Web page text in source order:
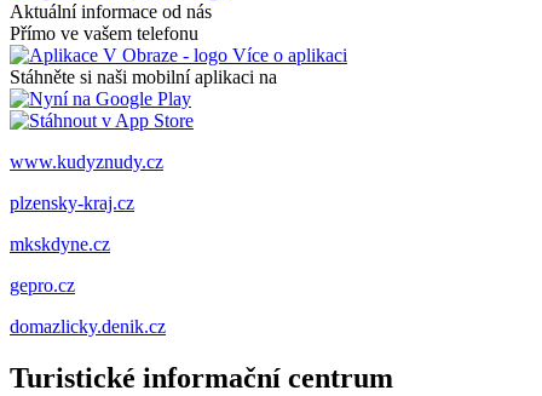
Aktuální informace od nás
Přímo ve vašem telefonu
Více o aplikaci
Stáhněte si naši mobilní aplikaci na
www.kudyznudy.cz
plzensky-kraj.cz
mkskdyne.cz
gepro.cz
domazlicky.denik.cz
Turistické informační centrum